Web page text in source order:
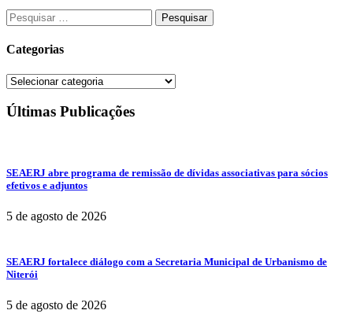
PRODUÇÃO:
UM
PARADIGMA
A
DE
XXI
Pesquisar
por:
Categorias
Categorias
Últimas Publicações
SEAERJ abre programa de remissão de dívidas associativas para sócios
efetivos e adjuntos
5 de agosto de 2026
SEAERJ fortalece diálogo com a Secretaria Municipal de Urbanismo de
Niterói
5 de agosto de 2026